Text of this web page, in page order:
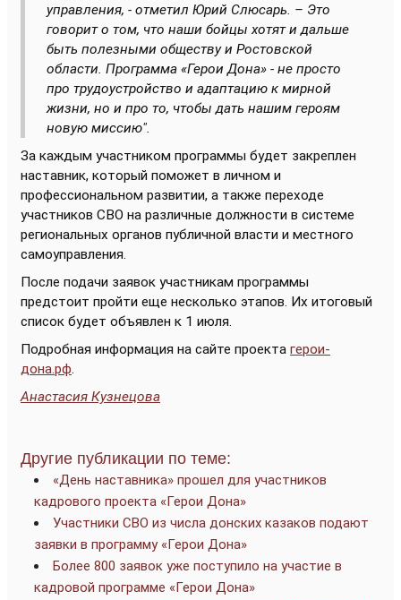
управления, - отметил Юрий Слюсарь. – Это
говорит о том, что наши бойцы хотят и дальше
быть полезными обществу и Ростовской
области. Программа «Герои Дона» - не просто
про трудоустройство и адаптацию к мирной
жизни, но и про то, чтобы дать нашим героям
новую миссию".
За каждым участником программы будет закреплен
наставник, который поможет в личном и
профессиональном развитии, а также переходе
участников СВО на различные должности в системе
региональных органов публичной власти и местного
самоуправления.
После подачи заявок участникам программы
предстоит пройти еще несколько этапов. Их итоговый
список будет объявлен к 1 июля.
Подробная информация на сайте проекта герои-
дона.рф.
Анастасия Кузнецова
Другие публикации по теме:
«День наставника» прошел для участников
кадрового проекта «Герои Дона»
Участники СВО из числа донских казаков подают
заявки в программу «Герои Дона»
Более 800 заявок уже поступило на участие в
кадровой программе «Герои Дона»